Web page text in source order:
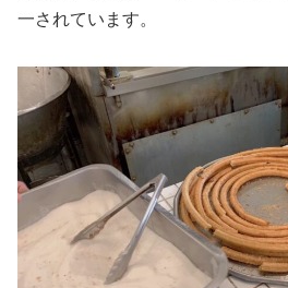
一されています。